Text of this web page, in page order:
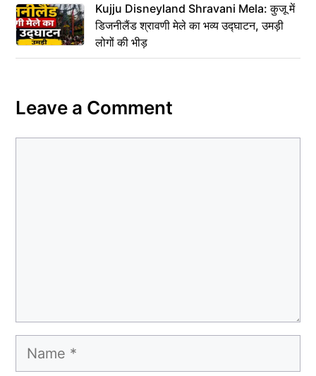
Kujju Disneyland Shravani Mela: कुजू में
डिजनीलैंड श्रावणी मेले का भव्य उद्घाटन, उमड़ी
लोगों की भीड़
Leave a Comment
Name